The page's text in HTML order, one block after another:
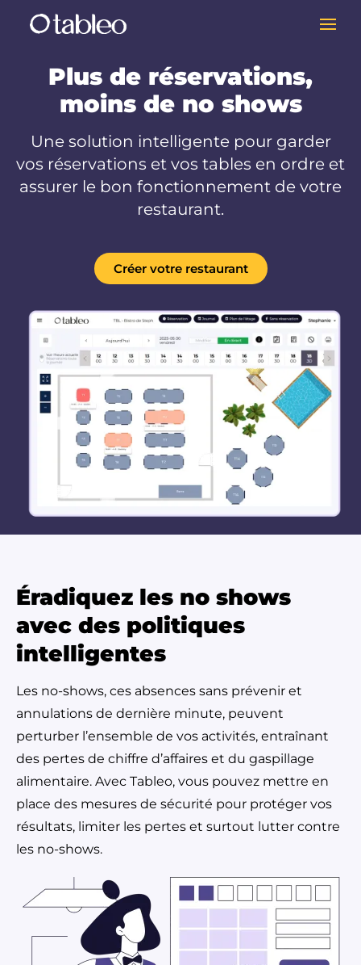
Plus de réservations,
moins de no shows
Une solution intelligente pour garder
vos réservations et vos tables en ordre et
assurer le bon fonctionnement de votre
restaurant.
Créer votre restaurant
Éradiquez les no shows
avec des politiques
intelligentes
Les no-shows, ces absences sans prévenir et
annulations de dernière minute, peuvent
perturber l’ensemble de vos activités, entraînant
des pertes de chiffre d’affaires et du gaspillage
alimentaire. Avec Tableo, vous pouvez mettre en
place des mesures de sécurité pour protéger vos
résultats, limiter les pertes et surtout lutter contre
les no-shows.